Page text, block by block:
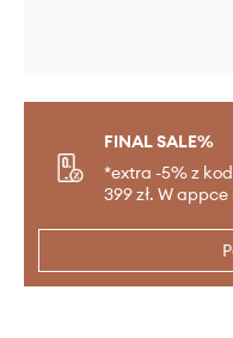
FINAL SALE%
*extra -5% z
399 zł. W